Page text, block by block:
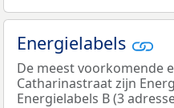
Energielabels
De meest voorkomende
Catharinastraat zijn
Energielabels B (3